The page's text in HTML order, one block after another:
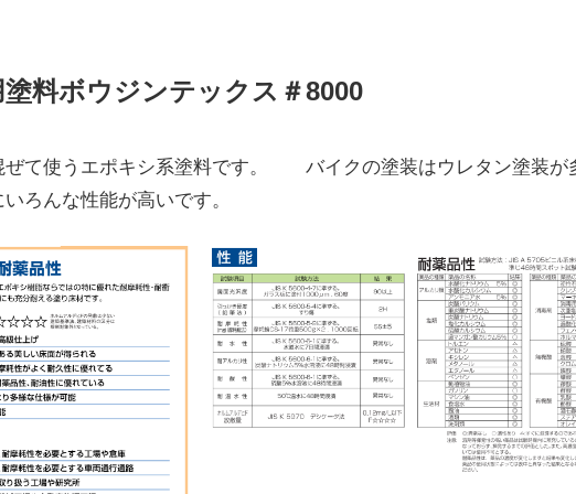
料ボウジンテックス＃8000
ぜて使うエポキシ系塗料です。 バイクの塗装はウレタン塗装が
ろんな性能が高いです。